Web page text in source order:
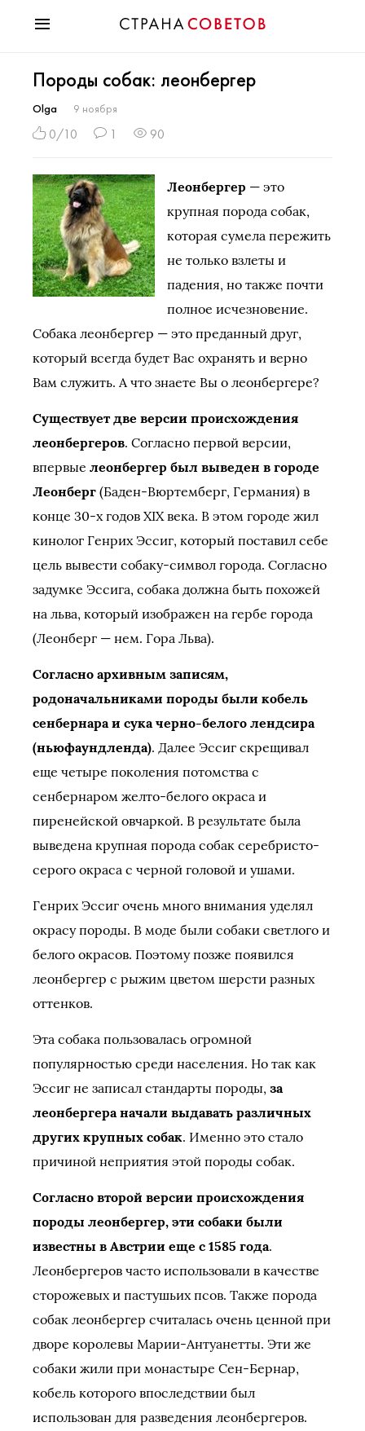
Мода
Звезды
Гороскопы
Психология
Хобби
Разное
Праздники
Породы собак: леонбергер
Olga 9 ноября
0/10 1 90
Леонбергер — это
крупная порода собак,
которая сумела пережить
не только взлеты и
падения, но также почти
полное исчезновение.
Собака леонбергер — это преданный друг,
который всегда будет Вас охранять и верно
Вам служить. А что знаете Вы о леонбергере?
Существует две версии происхождения
леонбергеров. Согласно первой версии,
впервые леонбергер был выведен в городе
Леонберг (Баден-Вюртемберг, Германия) в
конце 30-х годов XIX века. В этом городе жил
кинолог Генрих Эссиг, который поставил себе
цель вывести собаку-символ города. Согласно
задумке Эссига, собака должна быть похожей
на льва, который изображен на гербе города
(Леонберг — нем. Гора Льва).
Согласно архивным записям,
родоначальниками породы были кобель
сенбернара и сука черно-белого лендсира
(ньюфаундленда). Далее Эссиг скрещивал
еще четыре поколения потомства с
сенбернаром желто-белого окраса и
пиренейской овчаркой. В результате была
выведена крупная порода собак серебристо-
серого окраса с черной головой и ушами.
Генрих Эссиг очень много внимания уделял
окрасу породы. В моде были собаки светлого и
белого окрасов. Поэтому позже появился
леонбергер с рыжим цветом шерсти разных
оттенков.
Эта собака пользовалась огромной
популярностью среди населения. Но так как
Эссиг не записал стандарты породы, за
леонбергера начали выдавать различных
других крупных собак. Именно это стало
причиной неприятия этой породы собак.
Согласно второй версии происхождения
породы леонбергер, эти собаки были
известны в Австрии еще с 1585 года.
Леонбергеров часто использовали в качестве
сторожевых и пастушьих псов. Также порода
собак леонбергер считалась очень ценной при
дворе королевы Марии-Антуанетты. Эти же
собаки жили при монастыре Сен-Бернар,
кобель которого впоследствии был
использован для разведения леонбергеров.